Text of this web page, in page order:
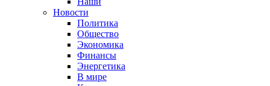
Новости
Политика
Общество
Экономика
Финансы
Энергетика
В мире